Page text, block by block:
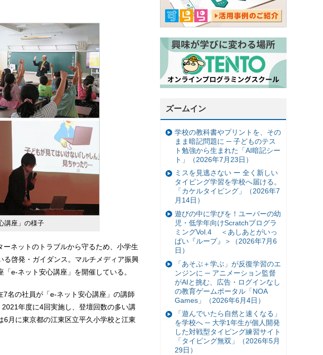
講座」の様子
ネットのトラブルから守るため、小学生
る啓発・ガイダンス。マルチメディア振興
e-ネット安心講座」を開催している。
名の社員が「e-ネット安心講座」の講師
年度に4回実施し、登壇回数の多い講
月に東京都の江東区立平久小学校と江東
ズームイン
学校の教科書やプリントを、その
まま暗記問題に ─ 子どものテス
ト勉強から生まれた「AI暗記シー
ト」（2026年7月23日）
ミスを見逃さない ー 全く新しい
タイピング学習を学校へ届ける。
「カケルタイピング」（2026年7
月14日）
遊びの中に学びを！ユーバーの幼
児・低学年向けScratchプログラ
ミングVol.4 ＜あしあとがいっ
ぱい『ループ』＞（2026年7月6
日）
「あそぶ＋学ぶ」が反復学習のエ
ンジンに ─ アニメーション監督
がAIと挑む、広告・ログインなし
の教育ゲームポータル「NOA
Games」（2026年6月4日）
「遊んでいたら自然と速くなる」
を学校へ ─ 大学1年生が個人開発
した対戦型タイピング練習サイト
「タイピング無双」（2026年5月
29日）